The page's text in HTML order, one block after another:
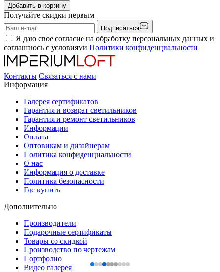
Добавить в корзину
Получайте скидки первым
Подписаться
Я даю свое согласие на обработку персональных данных и
соглашаюсь с условиями Политики конфиденциальности
Контакты Связаться с нами
Информация
Галерея сертификатов
Гарантия и возврат светильников
Гарантия и ремонт светильников
Информации
Оплата
Оптовикам и дизайнерам
Политика конфиденциальности
О нас
Информация о доставке
Политика безопасности
Где купить
Дополнительно
Производители
Подарочные сертификаты
Товары со скидкой
Производство по чертежам
Портфолио
Видео галерея